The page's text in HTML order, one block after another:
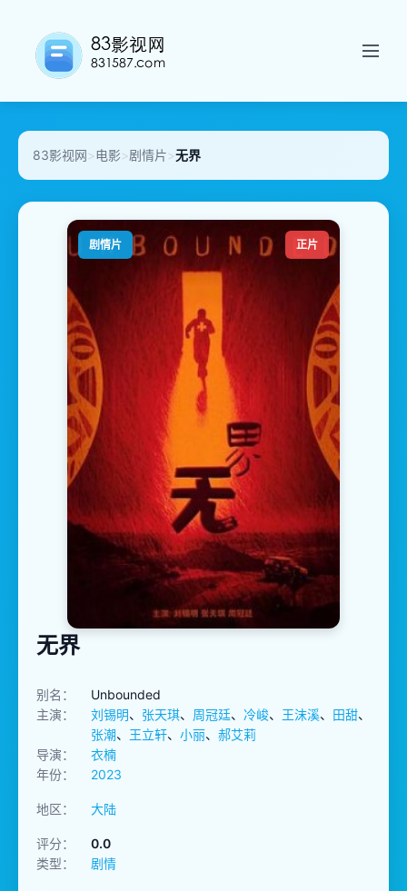
83影视网>电影>剧情片>无界
剧情片 正片
无界
别名：
Unbounded
主演：
刘锡明、 张天琪、 周冠廷、 冷峻、 王沫溪、 田甜、
张潮、 王立轩、 小丽、 郝艾莉
导演：
衣楠
年份：
2023
地区： 大陆
评分：
0.0
类型：
剧情